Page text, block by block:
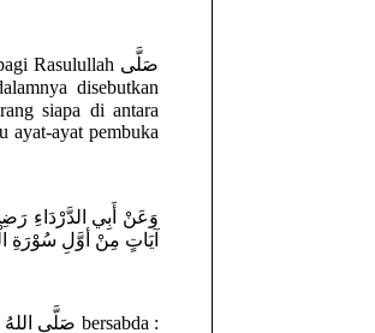
ayat-ayat pembuka
وَعَنْ أَبِي الدَّرْدَاءِ
آيَاتٍ مِنْ أوَّلِ سُوْرَةِ